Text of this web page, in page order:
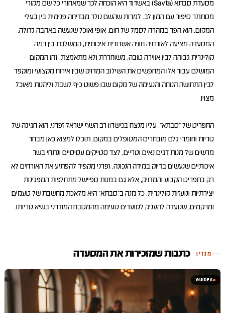
מסעדת סבתא (Savta) באשדוד היא הוכחה לכך שמאחורי כל שם מקורי
מסתתר סיפור עם המון לב. למרות שהשם נולד מבדיחה פנימית בין בעלי
המקום, הוא הפך במהרה לסמל של חום, אופי ואוכל שנעשה באהבה גדולה.
המסעדה מציעה לאורחיה חוויה אשדודית איכותית, המשלבת בין רמה
קולינרית גבוהה לבין אווירה טובה, משוחררת ולא מתאמצת. זהו המקום
המושלם עבור אלו המחפשים את השילוב המדויק שבין אירוח מקצועי ומוקפד
לבין התחושה הנוחה והנעימה של מקום שבו פשוט כיף לשבת וליהנות מאוכל
התפריט של "סבתא", עליו מנצח בכישרון רב השף ישראל זפרני, הוא חגיגה של
טריות וחומרי גלם מובחרים המטופלים במקום. תוכלו למצוא כאן מבחר
מרשים של מנות דגים נאים וטריים, לצד סטייקים עסיסיים ונתחי בשר
איכותיים שנעשים בדיוק במידה הנכונה. זפרני מקפיד להפתיע את האורחים לא
רק בתפריט הקבוע והמדויק, אלא גם במנות ספיישל מתחלפות המפגינות
יצירתיות ונועזות קולינרית. כל מנה ב"סבתא" היא מלאכת מחשבת של טעמים
ומרקמים, שנועדה להעניק לסועדים טעימה מהמטבח המודרני בשיא טריותו.
מגזין כתבות שמזכירות את המסעדה
GUIDES